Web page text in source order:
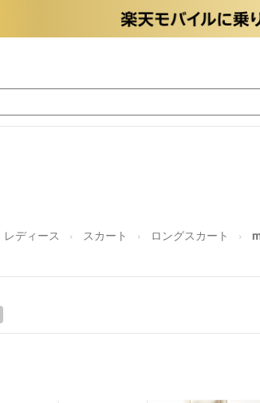
レディース スカート ロングスカート